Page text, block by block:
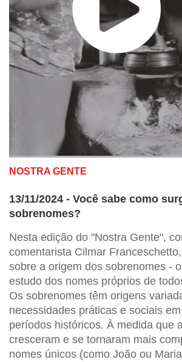
NOSTRA GENTE
13/11/2024 - Você sabe como
sobrenomes?
Nesta edição do "Nostra Gente",
comentarista Cilmar
sobre a origem dos sobrenomes -
estudo dos nomes próprios de
Os sobrenomes têm origens
necessidades práticas e sociais
períodos históricos. À medida que
cresceram e se tornaram mais
nomes únicos (como João ou